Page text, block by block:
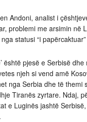
Andoni, analist i
problemi me arsimin në
statusi “i
është pjesë e Serbisë
njeh si vend amë
nga Serbia dhe të themi
Tiranës zyrtare. Ndaj,
e Luginës jashtë